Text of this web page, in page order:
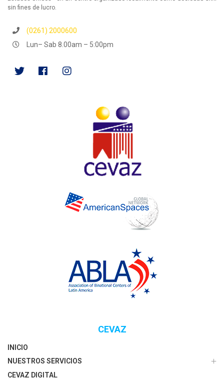
sin fines de lucro.
(0261) 2000600
Lun– Sab 8.00am – 5:00pm
CEVAZ
INICIO
NUESTROS SERVICIOS
CEVAZ DIGITAL